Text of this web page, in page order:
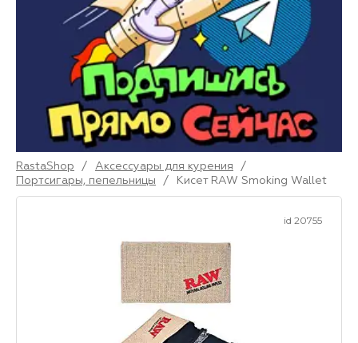
RastaShop / Аксессуары для курения
/
Портсигары, пепельницы
/ Кисет RAW Smoking Wallet
id 20755